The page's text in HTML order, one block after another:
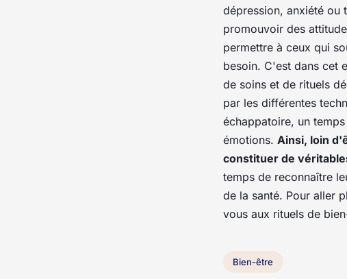
dépression, anxiété ou
promouvoir des
permettre à ceux qui
besoin. C'est dans cet
de soins et de rituels
par les différentes
échappatoire, un
émotions. Ainsi, loin
constituer de
temps de reconnaître
de la santé. Pour aller
vous aux rituels de
Bien-être